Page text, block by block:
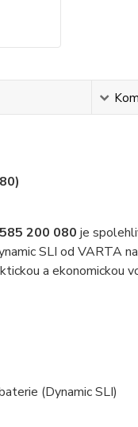
200 080 je
SLI od VARTA
a ekonomickou
(Dynamic SLI)